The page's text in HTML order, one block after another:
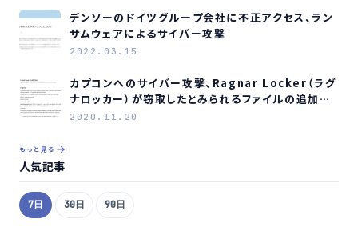
デンソーのドイツグループ会社に不正アクセス、ラン
サムウェアによるサイバー攻撃
2022.03.15
カプコンへのサイバー攻撃、Ragnar Locker（ラグ
ナロッカー）が窃取したとみられるファイルの追加公
開を継続
2020.11.20
もっと見る
人気記事
7日 30日 90日